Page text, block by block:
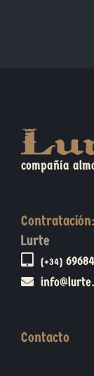
compañía
Contratación:
Lurte
(+34)
Contacto